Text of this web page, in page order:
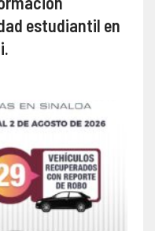
estudiantil en